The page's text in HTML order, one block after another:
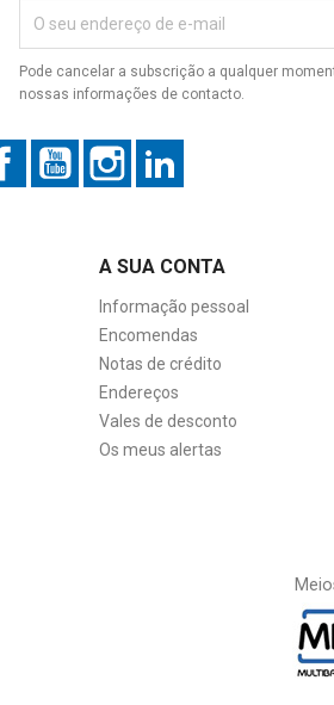
Pode cancelar a subscrição a qualquer
nossas informações de contacto.
FacebookYouTubeInstagram
A SUA CONTA
Informação pessoal
Encomendas
Notas de crédito
Endereços
Vales de desconto
Os meus alertas